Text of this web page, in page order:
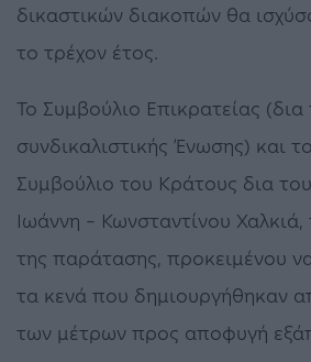
δικαστικών διακοπών θα
το τρέχον έτος.
Το Συμβούλιο Επικρατείας (δια
συνδικαλιστικής Ένωσης) και
Συμβούλιο του Κράτους δια
Ιωάννη – Κωνσταντίνου
της παράτασης, προκειμένου
τα κενά που δημιουργήθηκαν
των μέτρων προς αποφυγή